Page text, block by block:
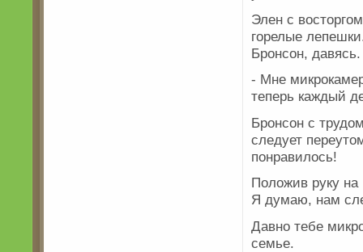
Элен с
горелые
Бронсон, давясь.
- Мне
теперь каждый
Бронсон с
следует
понравилось!
Положив руку
Я думаю, нам
Давно тебе
семье.